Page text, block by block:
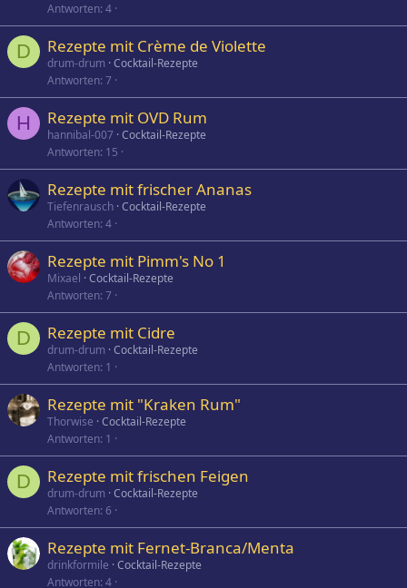
Antworten 4
D Rezepte mit Crème de Violette
drum-drum Cocktail-Rezepte
Antworten 7
H Rezepte mit OVD Rum
hannibal-007 Cocktail-Rezepte
Antworten 15
Rezepte mit frischer Ananas
Tiefenrausch Cocktail-Rezepte
Antworten 4
Rezepte mit Pimm's No 1
Mixael Cocktail-Rezepte
Antworten 7
D Rezepte mit Cidre
drum-drum Cocktail-Rezepte
Antworten 1
Rezepte mit "Kraken Rum"
Thorwise Cocktail-Rezepte
Antworten 1
D Rezepte mit frischen Feigen
drum-drum Cocktail-Rezepte
Antworten 6
Rezepte mit Fernet-Branca/Menta
drinkformile Cocktail-Rezepte
Antworten 4